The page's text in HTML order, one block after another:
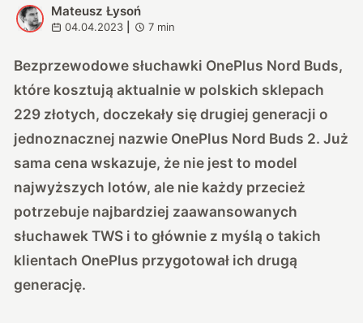
M
Mateusz Łysoń
04.04.2023 7 min
Bezprzewodowe słuchawki OnePlus Nord Buds,
które kosztują aktualnie w polskich sklepach
229 złotych, doczekały się drugiej generacji o
jednoznacznej nazwie OnePlus Nord Buds 2. Już
sama cena wskazuje, że nie jest to model
najwyższych lotów, ale nie każdy przecież
potrzebuje najbardziej zaawansowanych
słuchawek TWS i to głównie z myślą o takich
klientach OnePlus przygotował ich drugą
generację.